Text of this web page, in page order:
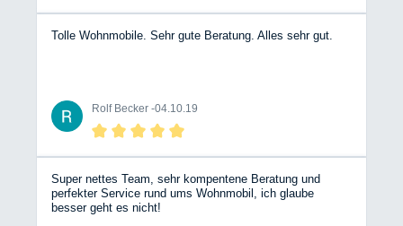
Tolle Wohnmobile. Sehr gute Beratung. Alles sehr gut.
Rolf Becker -04.10.19
Super nettes Team, sehr kompentene Beratung und
perfekter Service rund ums Wohnmobil, ich glaube
besser geht es nicht!